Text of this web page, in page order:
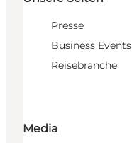
Presse
Business Events
Reisebranche
Media